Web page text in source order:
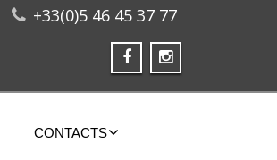
+33(0)5 46 45 37 77
CONTACTS